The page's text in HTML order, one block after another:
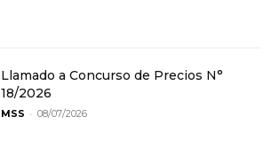
Llamado a Concurso de Precios N°
18/2026
MSS - 08/07/2026